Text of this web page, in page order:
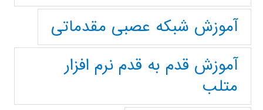
آموزش شبکه عصبی مقدماتی
آموزش قدم به قدم نرم افزار
متلب